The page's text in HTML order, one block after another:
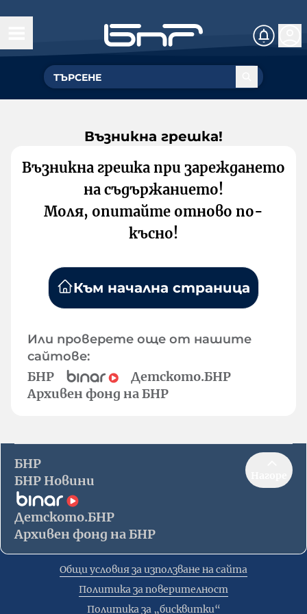
Възникна грешка!
Възникна грешка при зареждането
на съдържанието!
Моля, опитайте отново по-
късно!
Към начална страница
Или проверете още от нашите
сайтове:
БНР
Детското.БНР
Архивен фонд на БНР
БНР
БНР Новини
Детското.БНР
Архивен фонд на БНР
Общи условия за използване на сайта
Политика за поверителност
Политика за „бисквитки“